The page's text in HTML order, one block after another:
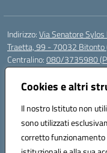
Cookies e altri
Il nostro Istituto non
sono utilizzati
corretto funzionamento
Indirizzo:Via Senatore
Traetta, 99 - 70032 Bitonto
Centralino:080/3735980
Email:
Posta elettronica certificata
Codice fiscale:
Codice meccanografico:
Codice Indice delle
Codice unico di fatturazione